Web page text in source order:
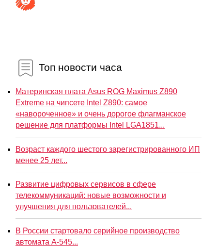
Топ новости часа
Материнская плата Asus ROG Maximus Z890
Extreme на чипсете Intel Z890: самое
«навороченное» и очень дорогое флагманское
решение для платформы Intel LGA1851...
Возраст каждого шестого зарегистрированного ИП
менее 25 лет...
Развитие цифровых сервисов в сфере
телекоммуникаций: новые возможности и
улучшения для пользователей...
В России стартовало серийное производство
автомата А-545...